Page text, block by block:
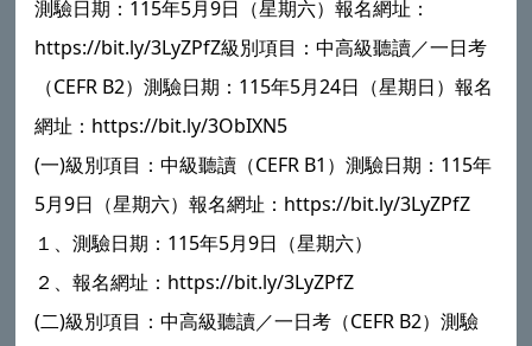
測驗日期： 115年5月9日（星期六）報名網址：
https://bit.ly/3LyZPfZ級別項目：中高級聽讀／一日考
（CEFR B2）測驗日期： 115年5月 24日（星期日）報名
網址： https://bit.ly/3ObIXN5
(一)級別項目：中級聽讀（CEFR B1 ）測驗日期： 115年
5月9日（星期六）報名網址： https://bit.ly/3LyZPfZ
１、測驗日期： 115年5月9日（星期六）
２、報名網址： https://bit.ly/3LyZPfZ
(二)級別項目：中高級聽讀／一日考（CEFR B2）測驗